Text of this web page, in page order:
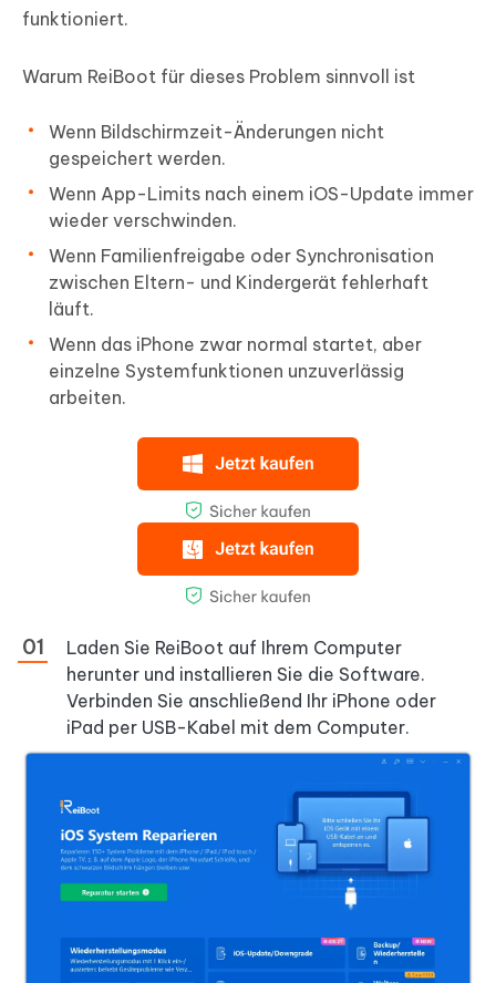
funktioniert.
Warum ReiBoot für dieses Problem sinnvoll ist
Wenn Bildschirmzeit-Änderungen nicht
gespeichert werden.
Wenn App-Limits nach einem iOS-Update immer
wieder verschwinden.
Wenn Familienfreigabe oder Synchronisation
zwischen Eltern- und Kindergerät fehlerhaft
läuft.
Wenn das iPhone zwar normal startet, aber
einzelne Systemfunktionen unzuverlässig
arbeiten.
Laden Sie ReiBoot auf Ihrem Computer
herunter und installieren Sie die Software.
Verbinden Sie anschließend Ihr iPhone oder
iPad per USB-Kabel mit dem Computer.